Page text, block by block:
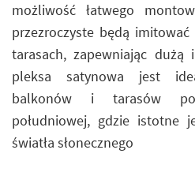
możliwość łatwego
przezroczyste będą
tarasach, zapewniając dużą
pleksa satynowa jest
balkonów i tarasów
południowej, gdzie istotne
światła słonecznego